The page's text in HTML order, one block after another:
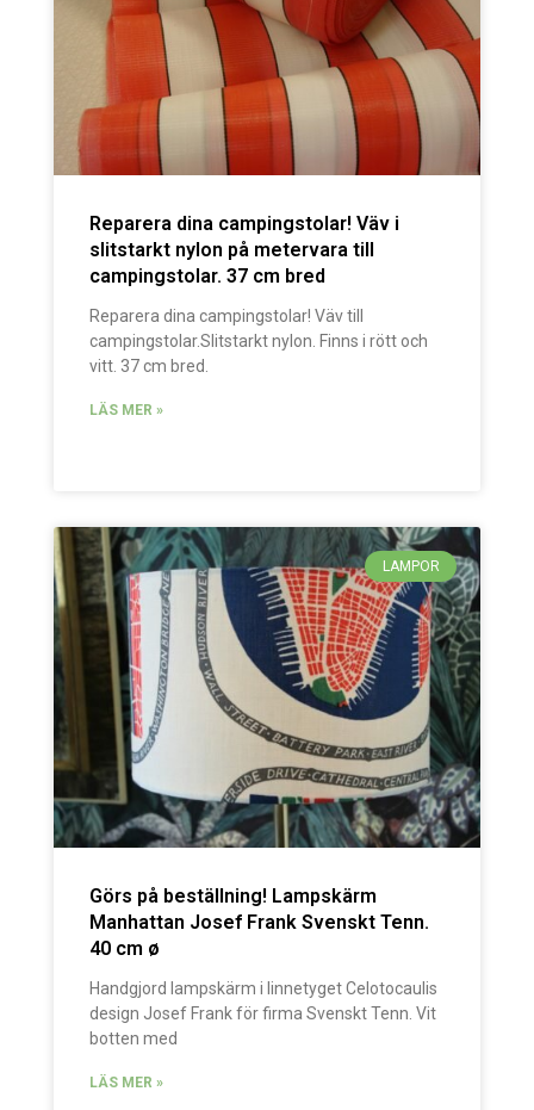
Reparera dina campingstolar! Väv i
slitstarkt nylon på metervara till
campingstolar. 37 cm bred
Reparera dina campingstolar! Väv till
campingstolar.Slitstarkt nylon. Finns i rött och
vitt. 37 cm bred.
LÄS MER »
LAMPOR
Görs på beställning! Lampskärm
Manhattan Josef Frank Svenskt Tenn.
40 cm ø
Handgjord lampskärm i linnetyget Celotocaulis
design Josef Frank för firma Svenskt Tenn. Vit
botten med
LÄS MER »